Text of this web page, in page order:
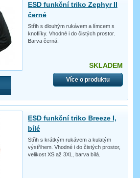
ESD funkční triko Zephyr II
černé
Střih s dlouhým rukávem a límcem s
knoflíky. Vhodné i do čistých prostor.
Barva černá.
SKLADEM
Více o produktu
ESD funkční triko Breeze I,
bílé
Střih s krátkým rukávem a kulatým
výstřihem. Vhodné i do čistých prostor,
velikost XS až 3XL, barva bílá.